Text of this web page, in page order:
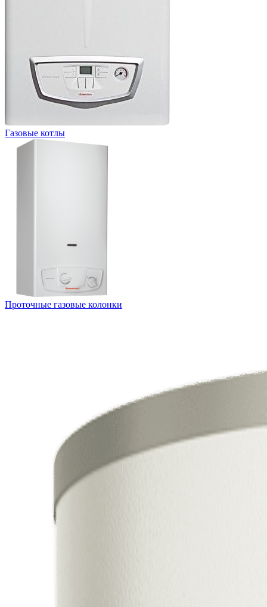
Газовые котлы
Проточные газовые колонки